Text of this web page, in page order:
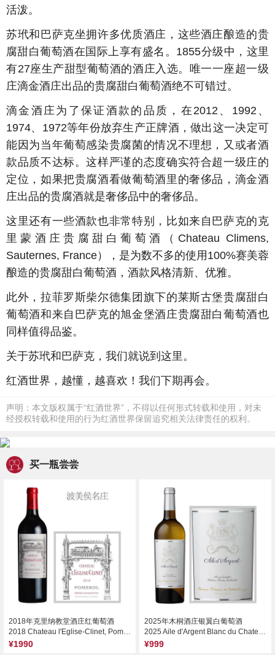
活泼。
苏玳和巴萨克坐拥许多优质酒庄，这些酒庄酿造的贵
腐甜白葡萄酒在国际上享有盛名。1855分级中，这里
有27座生产甜型葡萄酒的酒庄入选。唯一一座超一级
庄滴金酒庄出品的贵腐甜白葡萄酒绝不可错过。
滴金酒庄为了保证酒款的品质，在2012、1992、
1974、1972等年份放弃生产正牌酒，做出这一决定可
能因为当年葡萄感染贵腐菌的情况不理想，又或者酒
款品质不达标。这样严谨的态度确实符合超一级庄的
定位，如果把贵腐酒看做葡萄酒里的奢侈品，滴金酒
庄出品的贵腐酒就是奢侈品中的奢侈品。
这里还有一些酒款也非常特别，比如来自巴萨克的克
里蒙酒庄贵腐甜白葡萄酒（Chateau Climens,
Sauternes, France），是为数不多的使用100%赛美蓉
酿造的贵腐甜白葡萄酒，酒款风格清新、优雅。
此外，拉菲罗斯柴尔德集团旗下的莱斯古堡贵腐甜白
葡萄酒和来自巴萨克的旭金堡酒庄贵腐甜白葡萄酒也
同样值得品鉴。
关于苏玳和巴萨克，我们就说到这里。
红酒世界，越懂，越喜欢！我们下期再会。
声明：本文版权属于“红酒世界”，不得以任何形式转载和使用，对未
经授权转载和使用的行为红酒世界保留追究相关法律责任的权利。
买一瓶尝尝
2018年克里纳教堂酒庄红葡萄酒
2018 Chateau l'Eglise-Clinet, Pomerol, France
¥1990
2025年木桐酒庄银翼白葡萄酒
2025 Aile d'Argent Blanc du Chateau Mouton Rothschild, Bordeaux, France
¥999